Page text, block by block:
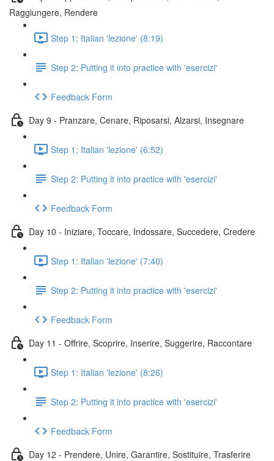
Raggiungere, Rendere
Step 1: Italian 'lezione' (8:19)
Step 2: Putting it into practice with 'esercizi'
Feedback Form
Day 9 - Pranzare, Cenare, Riposarsi, Alzarsi, Insegnare
Step 1: Italian 'lezione' (6:52)
Step 2: Putting it into practice with 'esercizi'
Feedback Form
Day 10 - Iniziare, Toccare, Indossare, Succedere, Credere
Step 1: Italian 'lezione' (7:40)
Step 2: Putting it into practice with 'esercizi'
Feedback Form
Day 11 - Offrire, Scoprire, Inserire, Suggerire, Raccontare
Step 1: Italian 'lezione' (8:26)
Step 2: Putting it into practice with 'esercizi'
Feedback Form
Day 12 - Prendere, Unire, Garantire, Sostituire, Trasferire